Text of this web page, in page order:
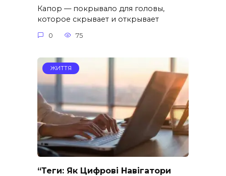
Капор — покрывало для головы,
которое скрывает и открывает
0 75
ЖИТТЯ
“Теги: Як Цифрові Навігатори